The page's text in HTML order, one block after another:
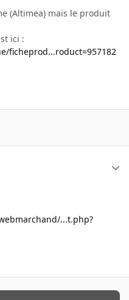
(Altimea) mais le produit
ici :
ficheprod...roduct=957182
...t.php?